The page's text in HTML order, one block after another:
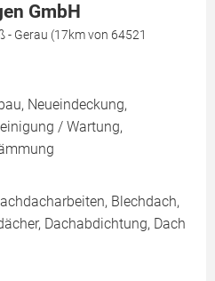
GmbH
- Gerau (17km von 64521
Neueindeckung,
/ Wartung,
Blechdach,
Dachabdichtung, Dach